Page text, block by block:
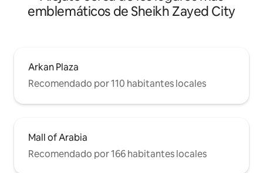
emblemáticos de Sheikh Zayed City
Arkan Plaza
Recomendado por 110 habitantes locales
Mall of Arabia
Recomendado por 166 habitantes locales